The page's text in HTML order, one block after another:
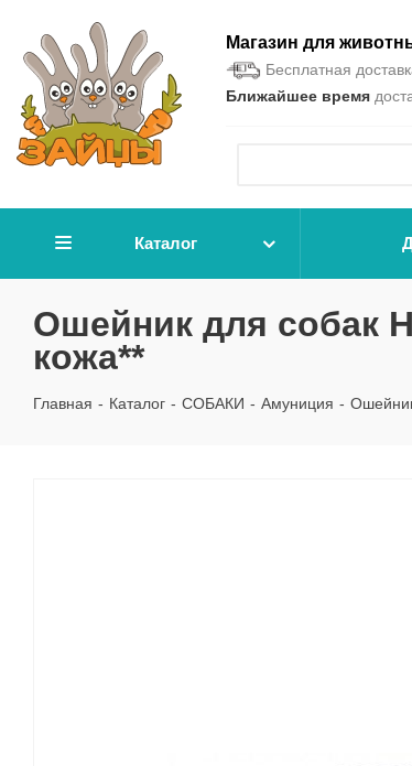
Магазин для
Бесплатная
Ближайшее время
Каталог
Ошейник для собак
кожа**
Главная - Каталог - СОБАКИ - Амуниция -